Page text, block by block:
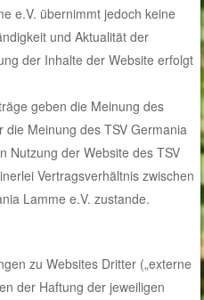
e.V. übernimmt jedoch keine
und Aktualität der
der Inhalte der Website erfolgt
geben die Meinung des
Meinung des TSV Germania
Nutzung der Website des TSV
Vertragsverhältnis zwischen
Lamme e.V. zustande.
zu Websites Dritter („externe
der Haftung der jeweiligen